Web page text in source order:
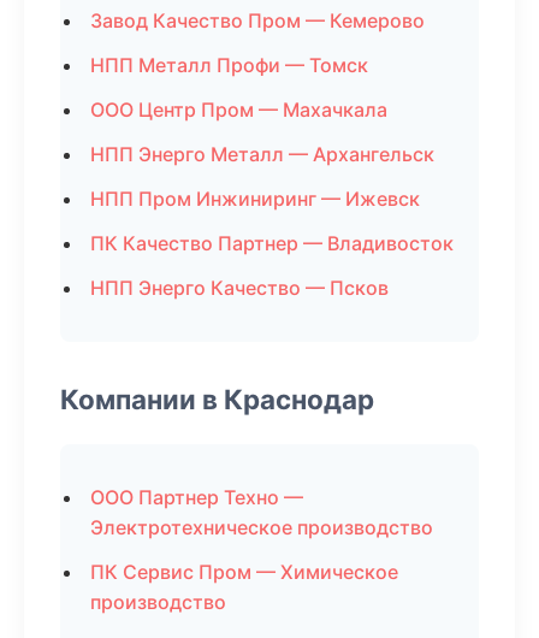
Завод Качество Пром — Кемерово
НПП Металл Профи — Томск
ООО Центр Пром — Махачкала
НПП Энерго Металл — Архангельск
НПП Пром Инжиниринг — Ижевск
ПК Качество Партнер — Владивосток
НПП Энерго Качество — Псков
Компании в Краснодар
ООО Партнер Техно —
Электротехническое производство
ПК Сервис Пром — Химическое
производство